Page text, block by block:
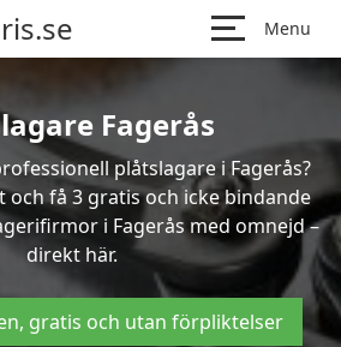
Menu
Fagerås
plåtslagare i Fagerås?
och få 3 gratis och icke bindande
i Fagerås med omnejd –
direkt här.
gratis och utan förpliktelser